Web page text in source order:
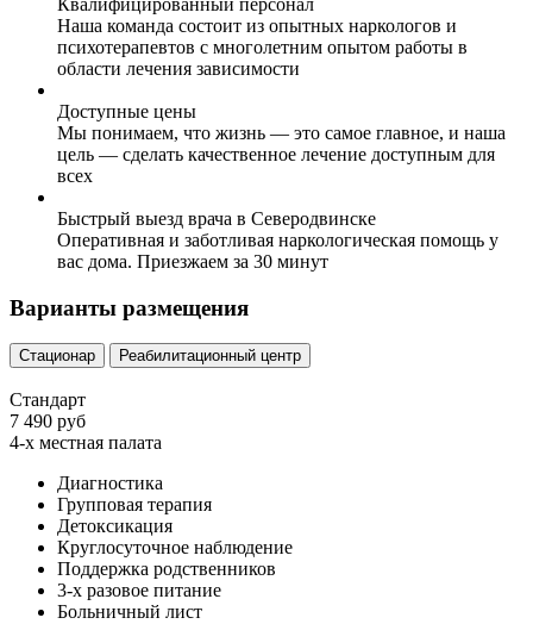
Наша команда состоит из опытных наркологов и
психотерапевтов с многолетним опытом работы в
области лечения зависимости
Доступные цены
Мы понимаем, что жизнь — это самое главное, и наша
цель — сделать качественное лечение доступным для
всех
Быстрый выезд врача в Северодвинске
Оперативная и заботливая наркологическая помощь у
вас дома. Приезжаем за 30 минут
Варианты размещения
Стационар Реабилитационный центр
Стандарт
7 490 руб
4-х местная палата
Диагностика
Групповая терапия
Детоксикация
Круглосуточное наблюдение
Поддержка родственников
3-х разовое питание
Больничный лист